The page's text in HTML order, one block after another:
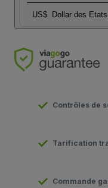
US$ Dollar des
Contrôles de
Tarification
Commande